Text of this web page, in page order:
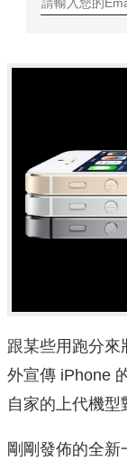
跟某些用跑分來
外宣傳 iPhone
自家的上代機型
剛剛發佈的全